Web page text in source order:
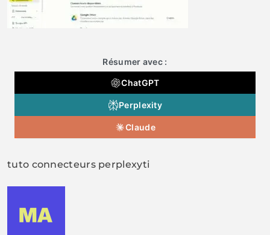
Résumer avec :
ChatGPT
Perplexity
Claude
tuto connecteurs perplexyti